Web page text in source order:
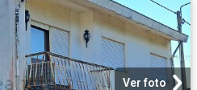
Ver foto